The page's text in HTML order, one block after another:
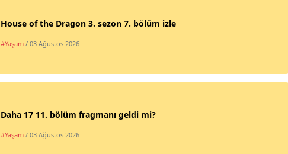
Ordu
Siirt
House of the Dragon 3. sezon 7. bölüm izle
#Yaşam / 03 Ağustos 2026
Daha 17 11. bölüm fragmanı geldi mi?
#Yaşam / 03 Ağustos 2026